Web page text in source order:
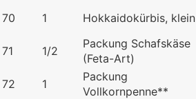
70
1 Hokkaidokürbis, klein
71
1/2
Packung Schafskäse
(Feta-Art)
72
1
Packung
Vollkornpenne**